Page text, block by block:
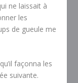
ne laissait à
les
de gueule me
façonna les
suivante.